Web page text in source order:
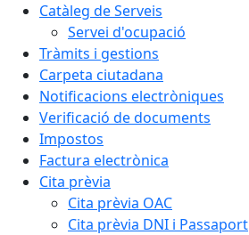
Catàleg de Serveis
Servei d'ocupació
Tràmits i gestions
Carpeta ciutadana
Notificacions electròniques
Verificació de documents
Impostos
Factura electrònica
Cita prèvia
Cita prèvia OAC
Cita prèvia DNI i Passaport